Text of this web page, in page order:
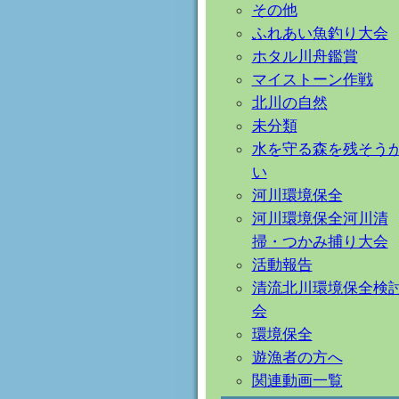
その他
ふれあい魚釣り大会
ホタル川舟鑑賞
マイストーン作戦
北川の自然
未分類
水を守る森を残そう
い
河川環境保全
河川環境保全河川清
掃・つかみ捕り大会
活動報告
清流北川環境保全検
会
環境保全
遊漁者の方へ
関連動画一覧